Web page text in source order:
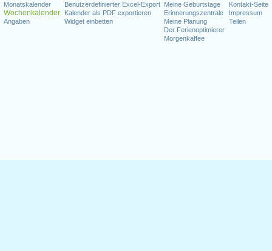
Monatskalender
Wochenkalender
Angaben
Benutzerdefinierter Excel-Export
Kalender als PDF exportieren
Widget einbetten
Meine Geburtstage
Erinnerungszentrale
Meine Planung
Der Ferienoptimierer
Morgenkaffee
Kontakt-Seite
Impressum
Teilen